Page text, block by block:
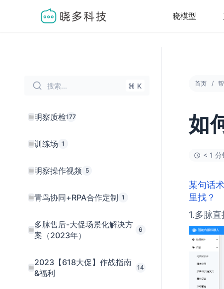
晓模型
搜索... ⌘ K
明察质检177
训练场 1
明察操作视频 5
青鸟协同+RPA合作定制 1
多脉售后-大促场景化解决方
案（2023年）
6
2023【618大促】作战指南
&福利
14
首页
如
< 1 分
某句话
里找？
1.多脉